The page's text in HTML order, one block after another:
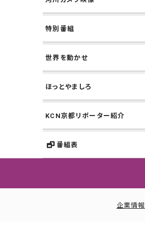
特別番組
世界を動かせ
ほっとやましろ
KCN京都リポーター紹介
番組表
企業情報